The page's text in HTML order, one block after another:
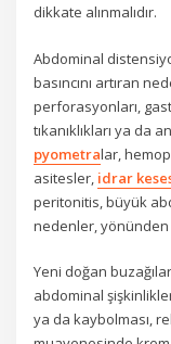
dikkate alınmalıdır.
Abdominal
basıncını artıran
perforasyonları,
tıkanıklıkları ya da
pyometralar,
asitesler, idrar
peritonitis, büyük
nedenler,
Yeni doğan
abdominal
ya da kaybolması,